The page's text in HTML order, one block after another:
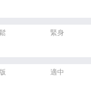
緊身
適中